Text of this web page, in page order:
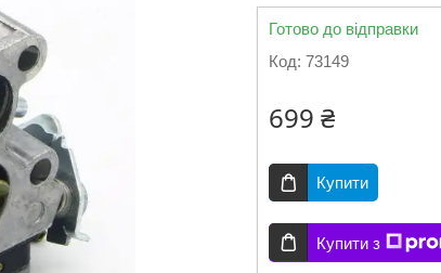
Готово до відправки
Код: 73149
699 ₴
Купити
Купити з